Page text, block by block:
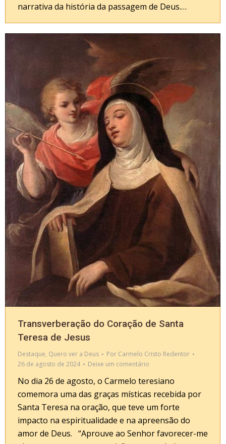
narrativa da história da passagem de Deus.…
Transverberação do Coração de Santa
Teresa de Jesus
Destaque, Quero ver a Deus Por Carmelo Cristo Redentor
26 de agosto de 2024
Deixe um comentário
No dia 26 de agosto, o Carmelo teresiano
comemora uma das graças místicas recebida por
Santa Teresa na oração, que teve um forte
impacto na espiritualidade e na apreensão do
amor de Deus. “Aprouve ao Senhor favorecer-me